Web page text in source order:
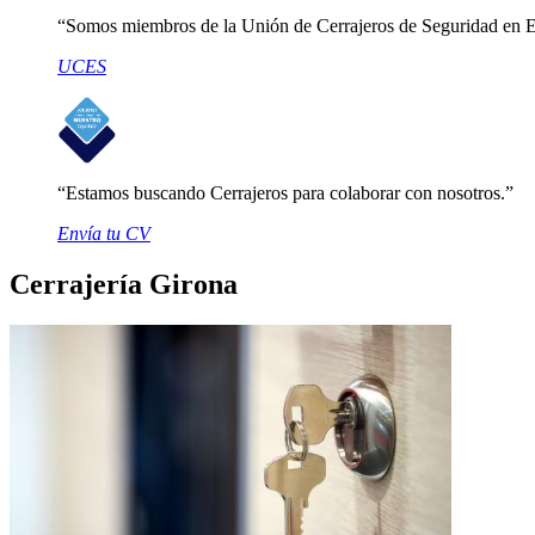
Somos miembros de la Unión de Cerrajeros de Seguridad en
UCES
Estamos buscando Cerrajeros para colaborar con nosotros.
Envía tu CV
Cerrajería Girona